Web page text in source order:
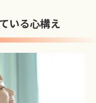
いる心構え